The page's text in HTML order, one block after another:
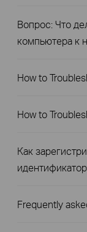
Вопрос: Что
компьютера к
How to
How to
Как
Frequently